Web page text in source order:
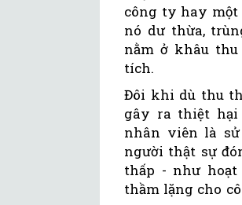
công ty hay một
nó dư thừa,
nằm ở khâu
tích.
Đôi khi dù thu
gây ra thiệt hại
nhân viên là
người thật sự
thấp - như
thầm lặng cho